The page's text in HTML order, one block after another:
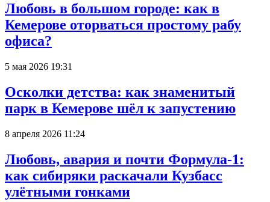
Любовь в большом городе: как в
Кемерове оторваться простому рабу
офиса?
5 мая 2026 19:31
Осколки детства: как знаменитый
парк в Кемерове шёл к запустению
8 апреля 2026 11:24
Любовь, авария и почти Формула-1:
как сибиряки раскачали Кузбасс
улётными гонками